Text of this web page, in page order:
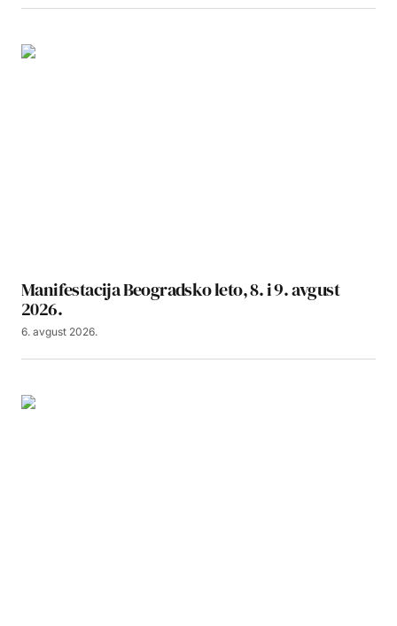
Manifestacija Beogradsko leto, 8. i 9. avgust
2026.
6. avgust 2026.